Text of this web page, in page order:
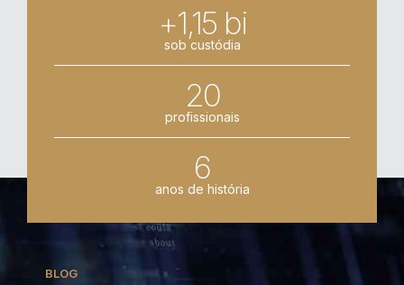
+1,15 bi
sob custódia
20
profissionais
6
anos de história
BLOG